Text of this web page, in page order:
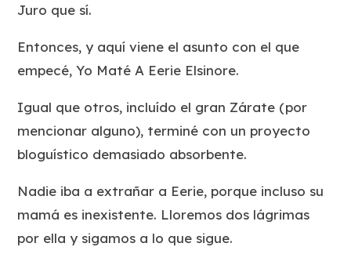
Juro que sí.
Entonces, y aquí viene el asunto con el que
empecé, Yo Maté A Eerie Elsinore.
Igual que otros, incluído el gran Zárate (por
mencionar alguno), terminé con un proyecto
bloguístico demasiado absorbente.
Nadie iba a extrañar a Eerie, porque incluso su
mamá es inexistente. Lloremos dos lágrimas
por ella y sigamos a lo que sigue.